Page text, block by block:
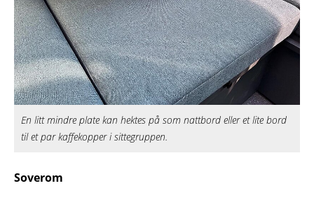
En litt mindre plate kan hektes på som nattbord eller et lite bord
til et par kaffekopper i sittegruppen.
Soverom